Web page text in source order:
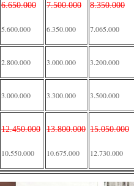
6.650.000
5.600.000
7.500.000
6.350.000
8.350.000
7.065.000
2.800.000 3.000.000 3.200.000
3.000.000 3.300.000 3.500.000
12.450.000
10.550.000
13.800.000
10.675.000
15.050.000
12.730.000